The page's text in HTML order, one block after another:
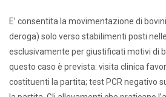
E’ consentita la movimentazione di
deroga) solo verso stabilimenti posti
esclusivamente per giustificati motivi di
questo caso è prevista: visita clinica
costituenti la partita; test PCR negativo